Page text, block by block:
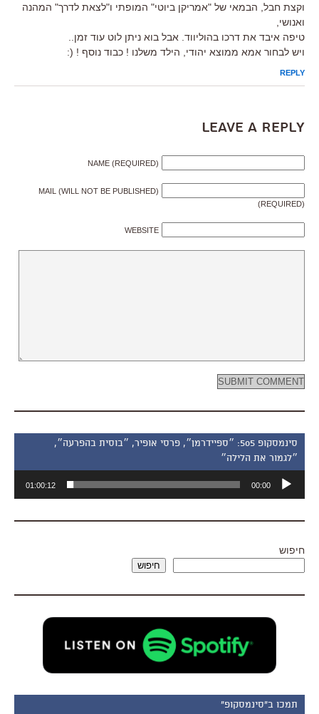
וקצת חבל, הבמאי של "אמריקן ביוטי" המופתי ו"לצאת לדרך" המהנה
ואנושי,
טיפה איבד את דרכו בהוליווד. אבל בוא ניתן לוט עוד זמן..
ויש לבחור אמא ממוצא יהודי, הילד משלנו ! כבוד נוסף ! (:
REPLY
Leave a Reply
NAME (REQUIRED)
MAIL (WILL NOT BE PUBLISHED)
(REQUIRED)
WEBSITE
סינמסקופ 505: ״ספיידרמן״, פרסי אופיר, ״בוסית בהפרעה״,
״לגמור את הלילה״
אודיו
00:00
01:00:12
חיפוש
חיפוש
תמכו ב"סינמסקופ"